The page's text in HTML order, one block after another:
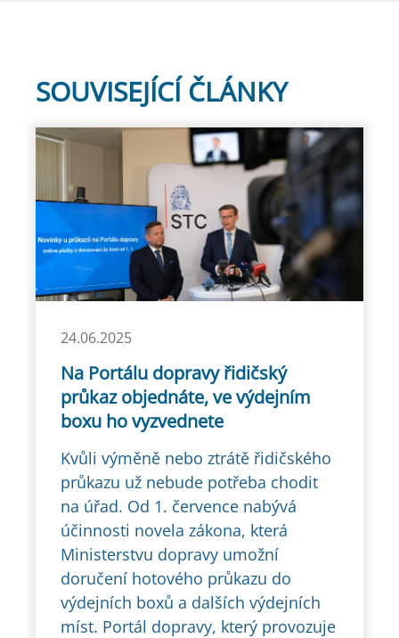
SOUVISEJÍCÍ ČLÁNKY
24.06.2025
Na Portálu dopravy řidičský
průkaz objednáte, ve výdejním
boxu ho vyzvednete
Kvůli výměně nebo ztrátě řidičského
průkazu už nebude potřeba chodit
na úřad. Od 1. července nabývá
účinnosti novela zákona, která
Ministerstvu dopravy umožní
doručení hotového průkazu do
výdejních boxů a dalších výdejních
míst. Portál dopravy, který provozuje